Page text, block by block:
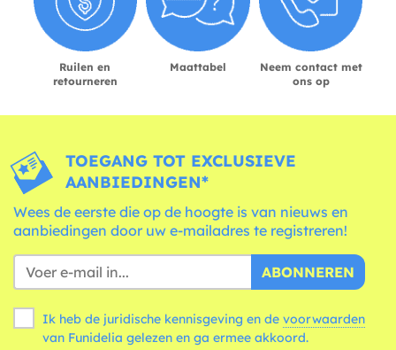
Ruilen en
retourneren
Maattabel
Neem contact met
ons op
TOEGANG TOT EXCLUSIEVE
AANBIEDINGEN*
Wees de eerste die op de hoogte is van nieuws en
aanbiedingen door uw e-mailadres te registreren!
ABONNEREN
Ik heb de juridische kennisgeving en de voorwaarden
van Funidelia gelezen en ga ermee akkoord.